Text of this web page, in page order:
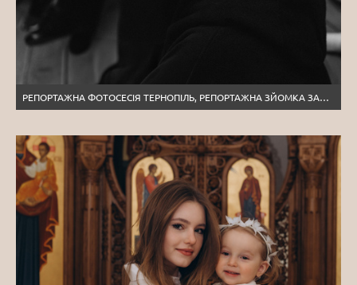
РЕПОРТАЖНА ФОТОСЕСІЯ ТЕРНОПІЛЬ, РЕПОРТАЖНА ЗЙОМКА ЗАХОДУ ТЕРНОПІЛЬ, ЗЙОМКА КОНФЕРЕНЦІЙ, МАЙСТЕР-КЛАСІВ, ТРЕНІНГІВ ТЕРНОПІЛЬ